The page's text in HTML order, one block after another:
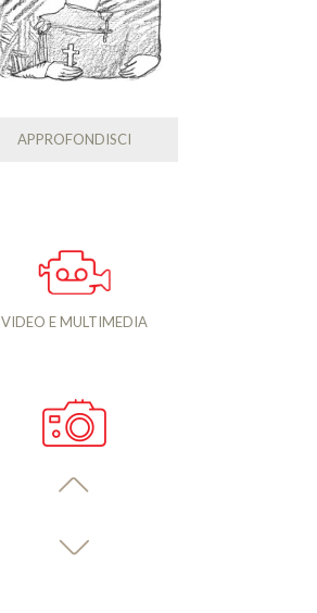
APPROFONDISCI
VIDEO E MULTIMEDIA